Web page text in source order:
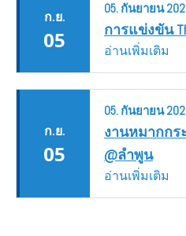
ก.ย.
05
05. กันยายน
การแข่งขัน
อ่านเพิ่มเติม
ก.ย.
05
05. กันยายน
งานหมากกร
@ลำพูน
อ่านเพิ่มเติม